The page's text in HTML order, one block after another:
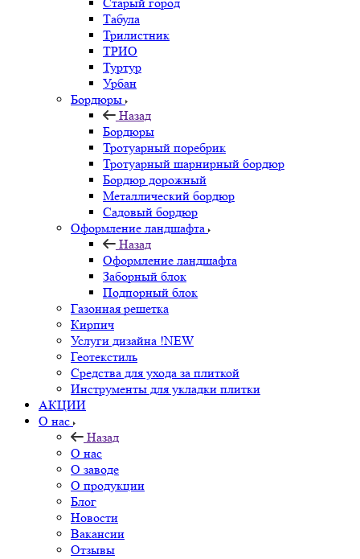
Табула
Трилистник
ТРИО
Туртур
Урбан
Бордюры
Назад
Бордюры
Тротуарный поребрик
Тротуарный шарнирный бордюр
Бордюр дорожный
Металлический бордюр
Садовый бордюр
Оформление ландшафта
Назад
Оформление ландшафта
Заборный блок
Подпорный блок
Газонная решетка
Кирпич
Услуги дизайна !NEW
Геотекстиль
Средства для ухода за плиткой
Инструменты для укладки плитки
АКЦИИ
О нас
Назад
О нас
О заводе
О продукции
Блог
Новости
Вакансии
Отзывы